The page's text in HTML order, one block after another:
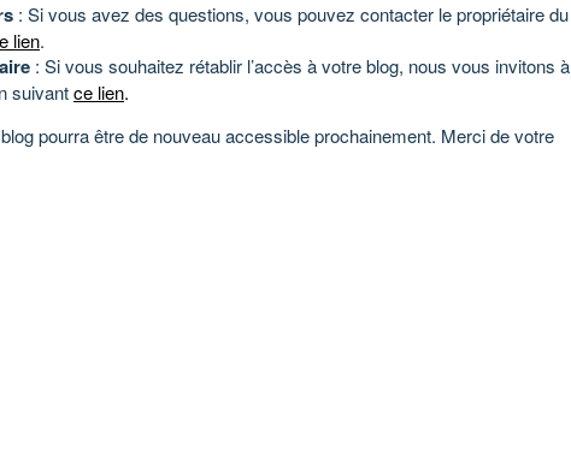
: Si vous avez des questions, vous pouvez contacter le propriétaire du
lien.
: Si vous souhaitez rétablir l’accès à votre blog, nous vous invitons à
suivantce lien.
pourra être de nouveau accessible prochainement. Merci de votre